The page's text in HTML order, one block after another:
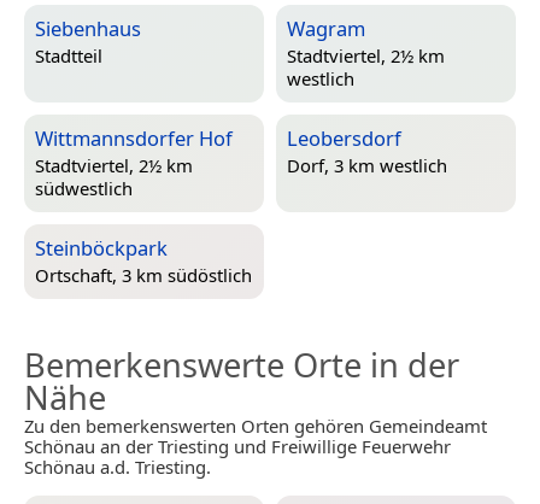
Siebenhaus
Stadtteil
Wagram
Stadtviertel, 2½ km
westlich
Wittmannsdorfer Hof
Stadtviertel, 2½ km
südwestlich
Leobersdorf
Dorf, 3 km westlich
Steinböckpark
Ortschaft, 3 km südöstlich
Bemerkenswerte Orte in der
Nähe
Zu den bemerkenswerten Orten gehören Gemeindeamt
Schönau an der Triesting und Freiwillige Feuerwehr
Schönau a.d. Triesting.